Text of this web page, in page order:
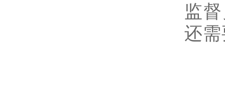
监
还